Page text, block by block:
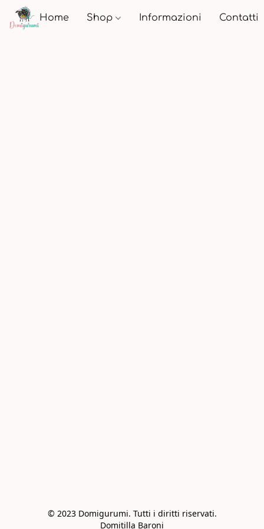
Home Shop Informazioni Contatti
© 2023 Domigurumi. Tutti i diritti riservati.
Domitilla Baroni